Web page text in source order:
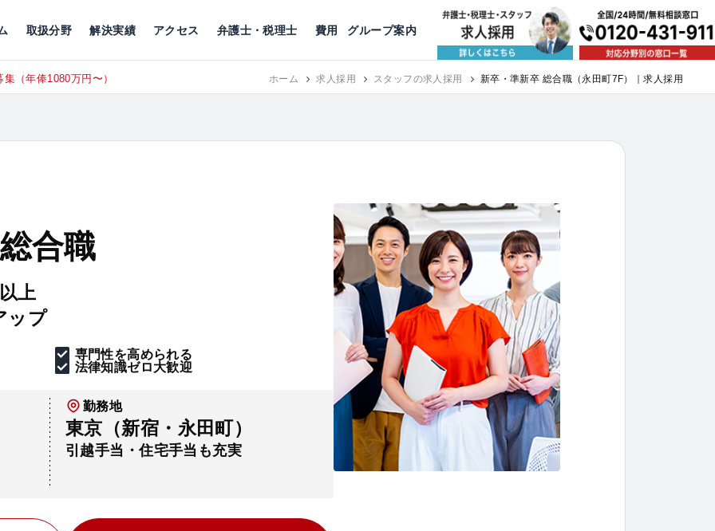
取扱分野
公益活動
解決実績 アクセス
京都 神戸 福岡
弁護士・税理士 費用 グループ案内
（年俸1080万円〜） RECRUIT 東京にて、相談予約スタッフ募集（月給38万以上）
合職
上
ップ
専門性を高められる
法律知識ゼロ大歓迎
勤務地
東京（新宿・永田町）
引越手当・住宅手当も充実
ホーム 求人採用 スタッフの求人採用 新卒・準新卒 総合職（永田町7F）｜求人採用